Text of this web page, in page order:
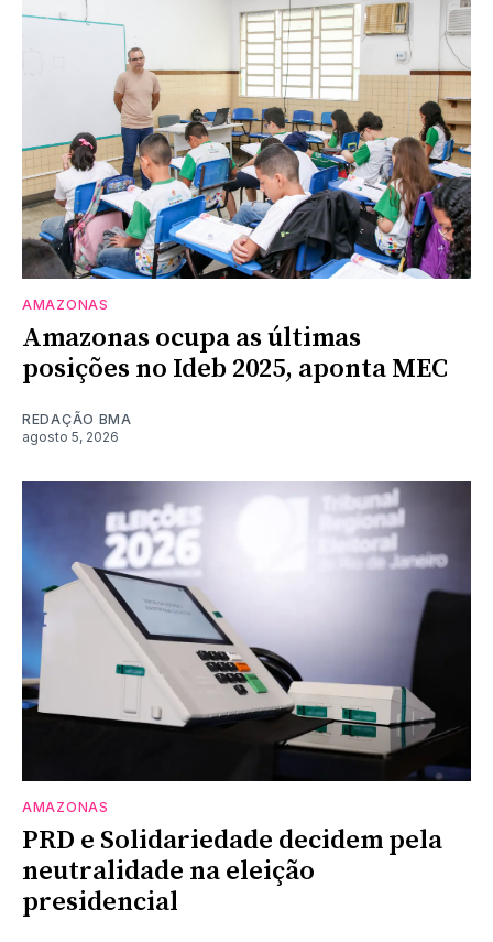
AMAZONAS
Amazonas ocupa as últimas
posições no Ideb 2025, aponta MEC
REDAÇÃO BMA
agosto 5, 2026
AMAZONAS
PRD e Solidariedade decidem pela
neutralidade na eleição
presidencial